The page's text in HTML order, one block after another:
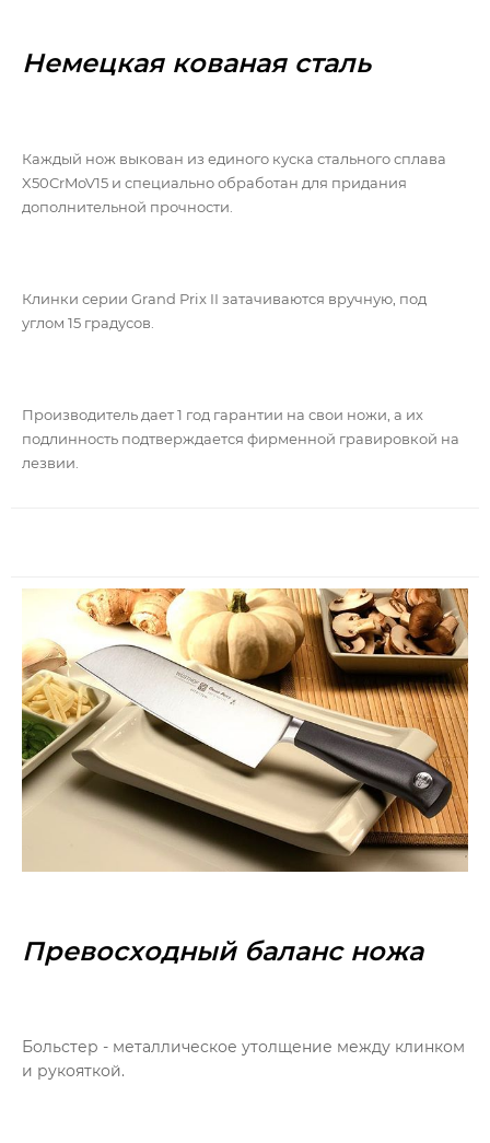
Немецкая кованая сталь
Каждый нож выкован из единого куска стального сплава
X50CrMoV15 и специально обработан для придания
дополнительной прочности.
Клинки серии Grand Prix II затачиваются вручную, под
углом 15 градусов.
Производитель дает 1 год гарантии на свои ножи, а их
подлинность подтверждается фирменной гравировкой на
лезвии.
Превосходный баланс ножа
Больстер - металлическое утолщение между клинком
и рукояткой.